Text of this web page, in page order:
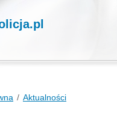
Aktualności